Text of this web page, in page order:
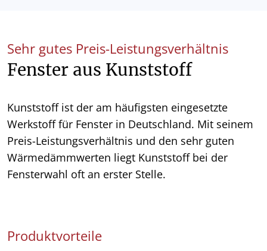
Sehr gutes Preis-Leistungsverhältnis
Fenster aus Kunststoff
Kunststoff ist der am häufigsten eingesetzte
Werkstoff für Fenster in Deutschland. Mit seinem
Preis-Leistungsverhältnis und den sehr guten
Wärmedämmwerten liegt Kunststoff bei der
Fensterwahl oft an erster Stelle.
Produktvorteile